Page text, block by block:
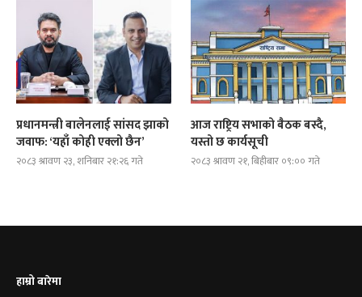
प्रधानमन्त्री बालेनलाई सांसद झाको
जवाफ: ‘यहाँ कोही एक्लो छैन’
२०८३ श्रावण २३, शनिबार २१:२६ गते
आज राष्ट्रिय सभाको बैठक बस्दै,
यस्तो छ कार्यसूची
२०८३ श्रावण २१, बिहीबार ०९:०० गते
हाम्रो बारेमा